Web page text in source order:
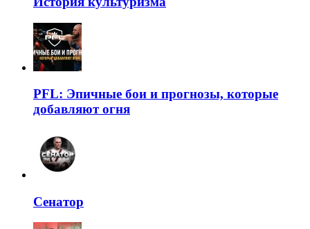
PFL: Эпичные бои и прогнозы, которые
добавляют огня
Сенатор